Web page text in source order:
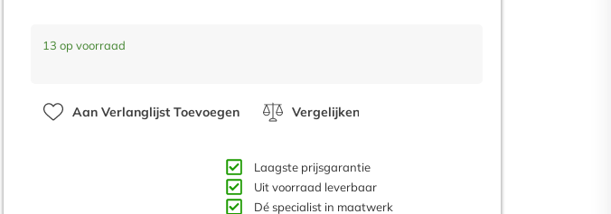
13 op voorraad
Aan Verlanglijst Toevoegen Vergelijken
Laagste prijsgarantie
Uit voorraad leverbaar
Dé specialist in maatwerk